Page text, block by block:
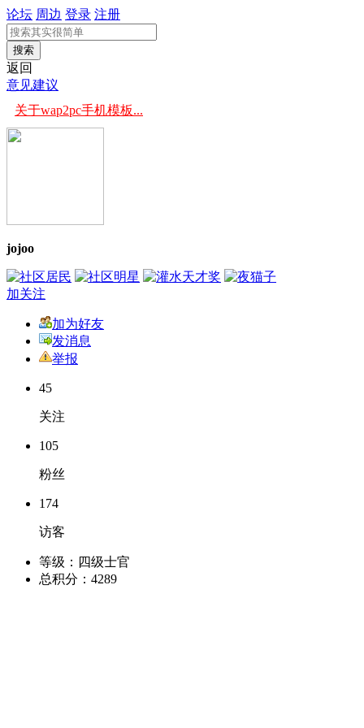
论坛 周边 登录 注册
搜索
返回
意见建议
关于wap2pc手机模板...
jojoo
加关注
加为好友
发消息
举报
45
关注
105
粉丝
174
访客
等级： 四级士官
总积分： 4289